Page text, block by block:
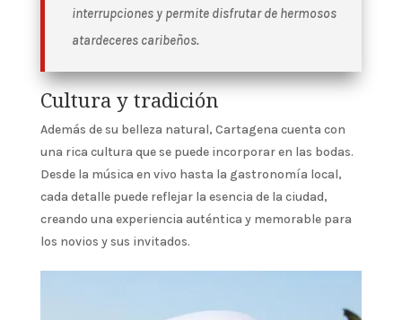
interrupciones y permite disfrutar de hermosos
atardeceres caribeños.
Cultura y tradición
Además de su belleza natural, Cartagena cuenta con
una rica cultura que se puede incorporar en las bodas.
Desde la música en vivo hasta la gastronomía local,
cada detalle puede reflejar la esencia de la ciudad,
creando una experiencia auténtica y memorable para
los novios y sus invitados.